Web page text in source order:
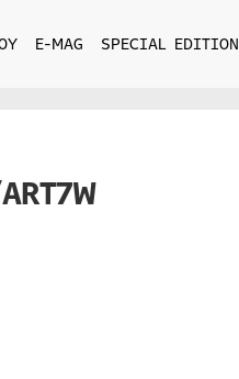
E-MAG SPECIAL EDITION